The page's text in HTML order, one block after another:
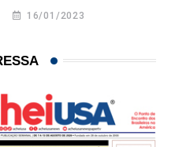
assassinada a facadas
16/01/2023